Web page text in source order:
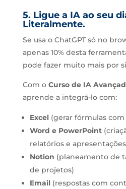
5. Ligue a IA ao seu
Literalmente.
Se usa o ChatGPT só no
apenas 10% desta
pode fazer muito mais por
Com o Curso de IA
aprende a integrá-lo com:
Excel(gerar fórmulas
Word e PowerPoint
relatórios e
Notion (planeamento de
de projetos)
Email(respostas com